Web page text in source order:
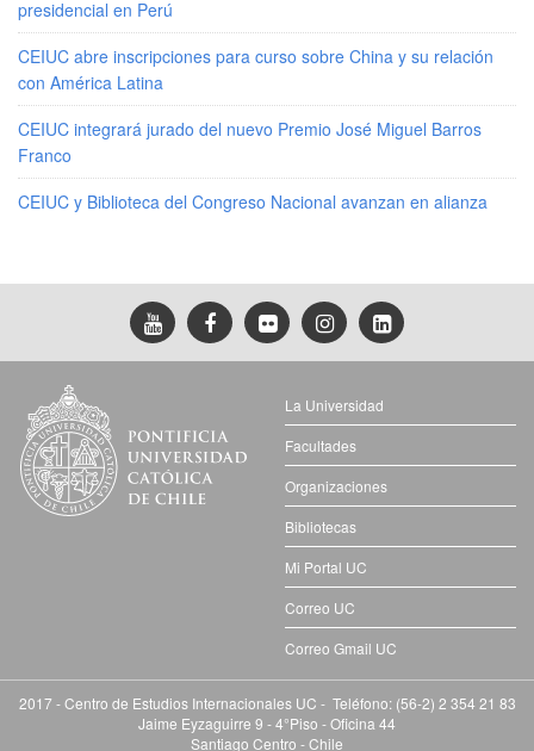
presidencial en Perú
CEIUC abre inscripciones para curso sobre China y su relación
con América Latina
CEIUC integrará jurado del nuevo Premio José Miguel Barros
Franco
CEIUC y Biblioteca del Congreso Nacional avanzan en alianza
La Universidad
Facultades
Organizaciones
Bibliotecas
Mi Portal UC
Correo UC
Correo Gmail UC
2017 - Centro de Estudios Internacionales UC - Teléfono: (56-2) 2 354 21 83
Jaime Eyzaguirre 9 - 4°Piso - Oficina 44
Santiago Centro - Chile